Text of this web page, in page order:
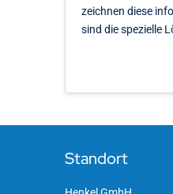
zeichnen diese
sind die spezielle
Standort